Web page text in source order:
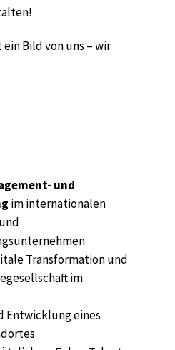
ein Bild von uns – wir
und
im internationalen
Transformation und
im
Entwicklung eines